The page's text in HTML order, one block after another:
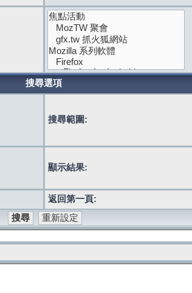
搜尋選項
搜尋範圍:
顯示結果:
返回第一頁: